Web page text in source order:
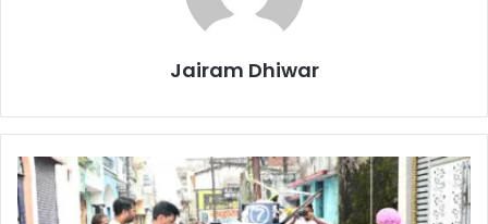
Jairam Dhiwar
अपर
आयुक्त
ने